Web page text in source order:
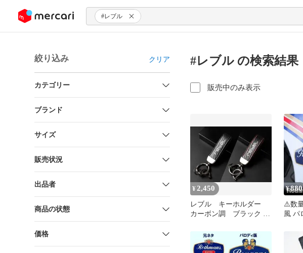
ツにスキップ #レブル
絞り込み クリア
カテゴリー
ブランド
サイズ
販売状況
出品者
商品の状態
価格
#レブル の検索結果
販売中のみ表示
¥ 2,450
レブル キーホルダー
カーボン調 ブラック &
¥880
⚠️数
風 パ
カ乗